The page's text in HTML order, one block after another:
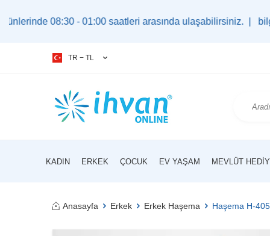
08:30 - 01:00 saatleri arasında ulaşabilirsiniz. |
TR − TL
KADIN ERKEK ÇOCUK EV YAŞAM MEVLÜT
Anasayfa Erkek Erkek Haşema Haşema H-